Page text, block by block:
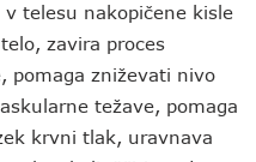
telesu nakopičene kisle
zavira proces
pomaga zniževati nivo
težave, pomaga
krvni tlak, uravnava